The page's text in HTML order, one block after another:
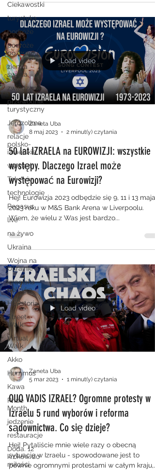
Ciekawostki
turystyka
podróże
podróże
po Izraelu
ziemia
święta
zwiedzanie
przewodnik
turystyczny
Jerozolima
relacje
polsko-
izraelskie
wywiad
Tel-Aviv
technologie
Pegasus
live
na żywo
Ukraina
Wojna na
Ukrainie
Izraelska
polityka
HERstoria
Street
Walk
Virtual
Walk
Akko
Hummus
Kawa
Pride
Month
jedzenie
restauracje
Doda. 12
kroków do
miłości
Load video
Zaneta Uba
8 maj 2023
2 minut(y) czytania
50 lat IZRAELA na EUROWIZJI: wszystkie
występy. Dlaczego Izrael może
występować na Eurowizji?
Hej! Eurowizja 2023 odbędzie się 9, 11 i 13 maja
2023 roku w M&S Bank Arena w Liverpoolu.
Wiem, że wielu z Was jest bardzo...
Load video
Zaneta Uba
5 mar 2023
1 minut(y) czytania
QUO VADIS IZRAEL? Ogromne protesty w
Izraelu 5 rund wyborów i reforma
sądownictwa. Co się dzieje?
Hej! Pytaliście mnie wiele razy o obecną
sytuację w Izraelu - spowodowane jest to
pewnie ogromnymi protestami w całym kraju,